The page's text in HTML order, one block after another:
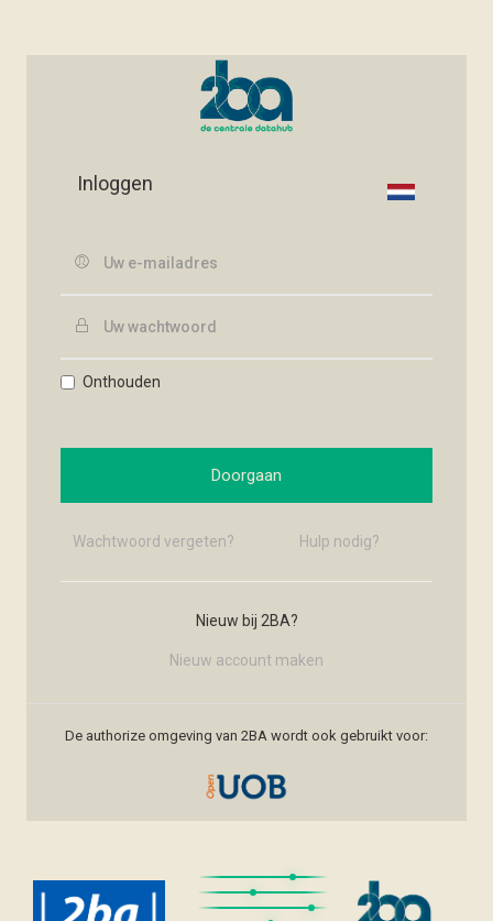
Inloggen
Onthouden
Doorgaan
Wachtwoord vergeten? Hulp nodig?
Nieuw bij 2BA?
Nieuw account maken
De authorize omgeving van 2BA wordt ook gebruikt voor: